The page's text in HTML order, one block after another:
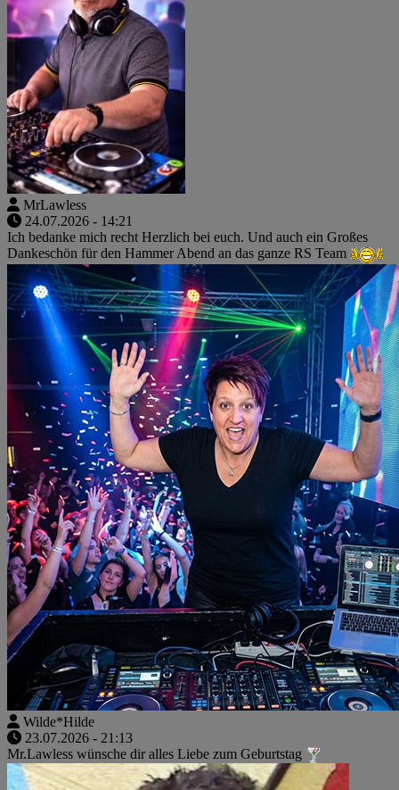
MrLawless
24.07.2026 - 14:21
Ich bedanke mich recht Herzlich bei euch. Und auch ein Großes
Dankeschön für den Hammer Abend an das ganze RS Team
Wilde*Hilde
23.07.2026 - 21:13
Mr.Lawless wünsche dir alles Liebe zum Geburtstag